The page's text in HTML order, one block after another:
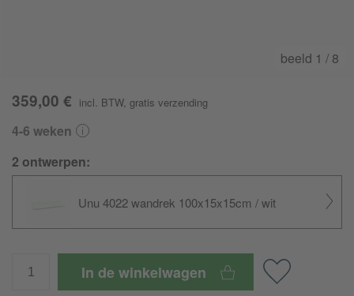
beeld 1 / 8
359,00 € incl. BTW, gratis verzending
4-6 weken
2 ontwerpen:
Unu 4022 wandrek 100x15x15cm / wit
In de winkelwagen